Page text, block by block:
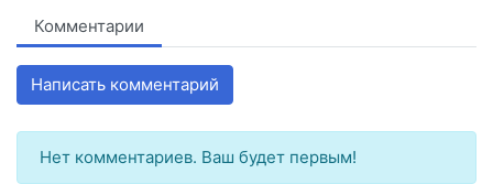
Комментарии
Написать комментарий
Нет комментариев. Ваш будет первым!